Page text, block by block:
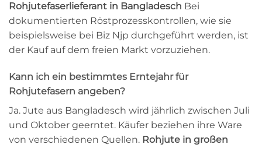
Rohjutefaserlieferant in Bangladesch Bei
dokumentierten Röstprozesskontrollen, wie sie
beispielsweise bei Biz Njp durchgeführt werden, ist
der Kauf auf dem freien Markt vorzuziehen.
Kann ich ein bestimmtes Erntejahr für
Rohjutefasern angeben?
Ja. Jute aus Bangladesch wird jährlich zwischen Juli
und Oktober geerntet. Käufer beziehen ihre Ware
von verschiedenen Quellen. Rohjute in großen